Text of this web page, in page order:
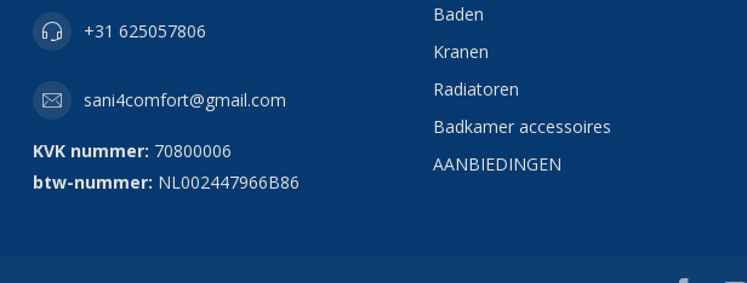
+31 625057806
sani4comfort@gmail.com
KVK nummer: 70800006
btw-nummer: NL002447966B86
Baden
Kranen
Radiatoren
Badkamer accessoires
AANBIEDINGEN